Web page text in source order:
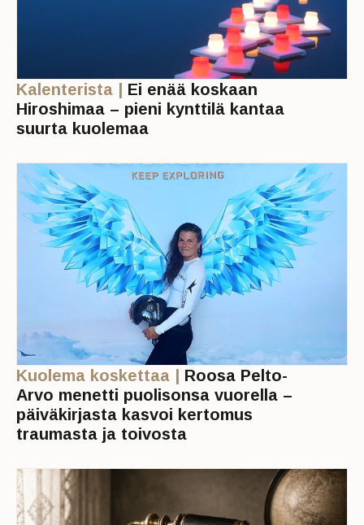
Kalenterista | Ei enää koskaan
Hiroshimaa – pieni kynttilä kantaa
suurta kuolemaa
Kuolema koskettaa | Roosa Pelto-
Arvo menetti puolisonsa vuorella –
päiväkirjasta kasvoi kertomus
traumasta ja toivosta